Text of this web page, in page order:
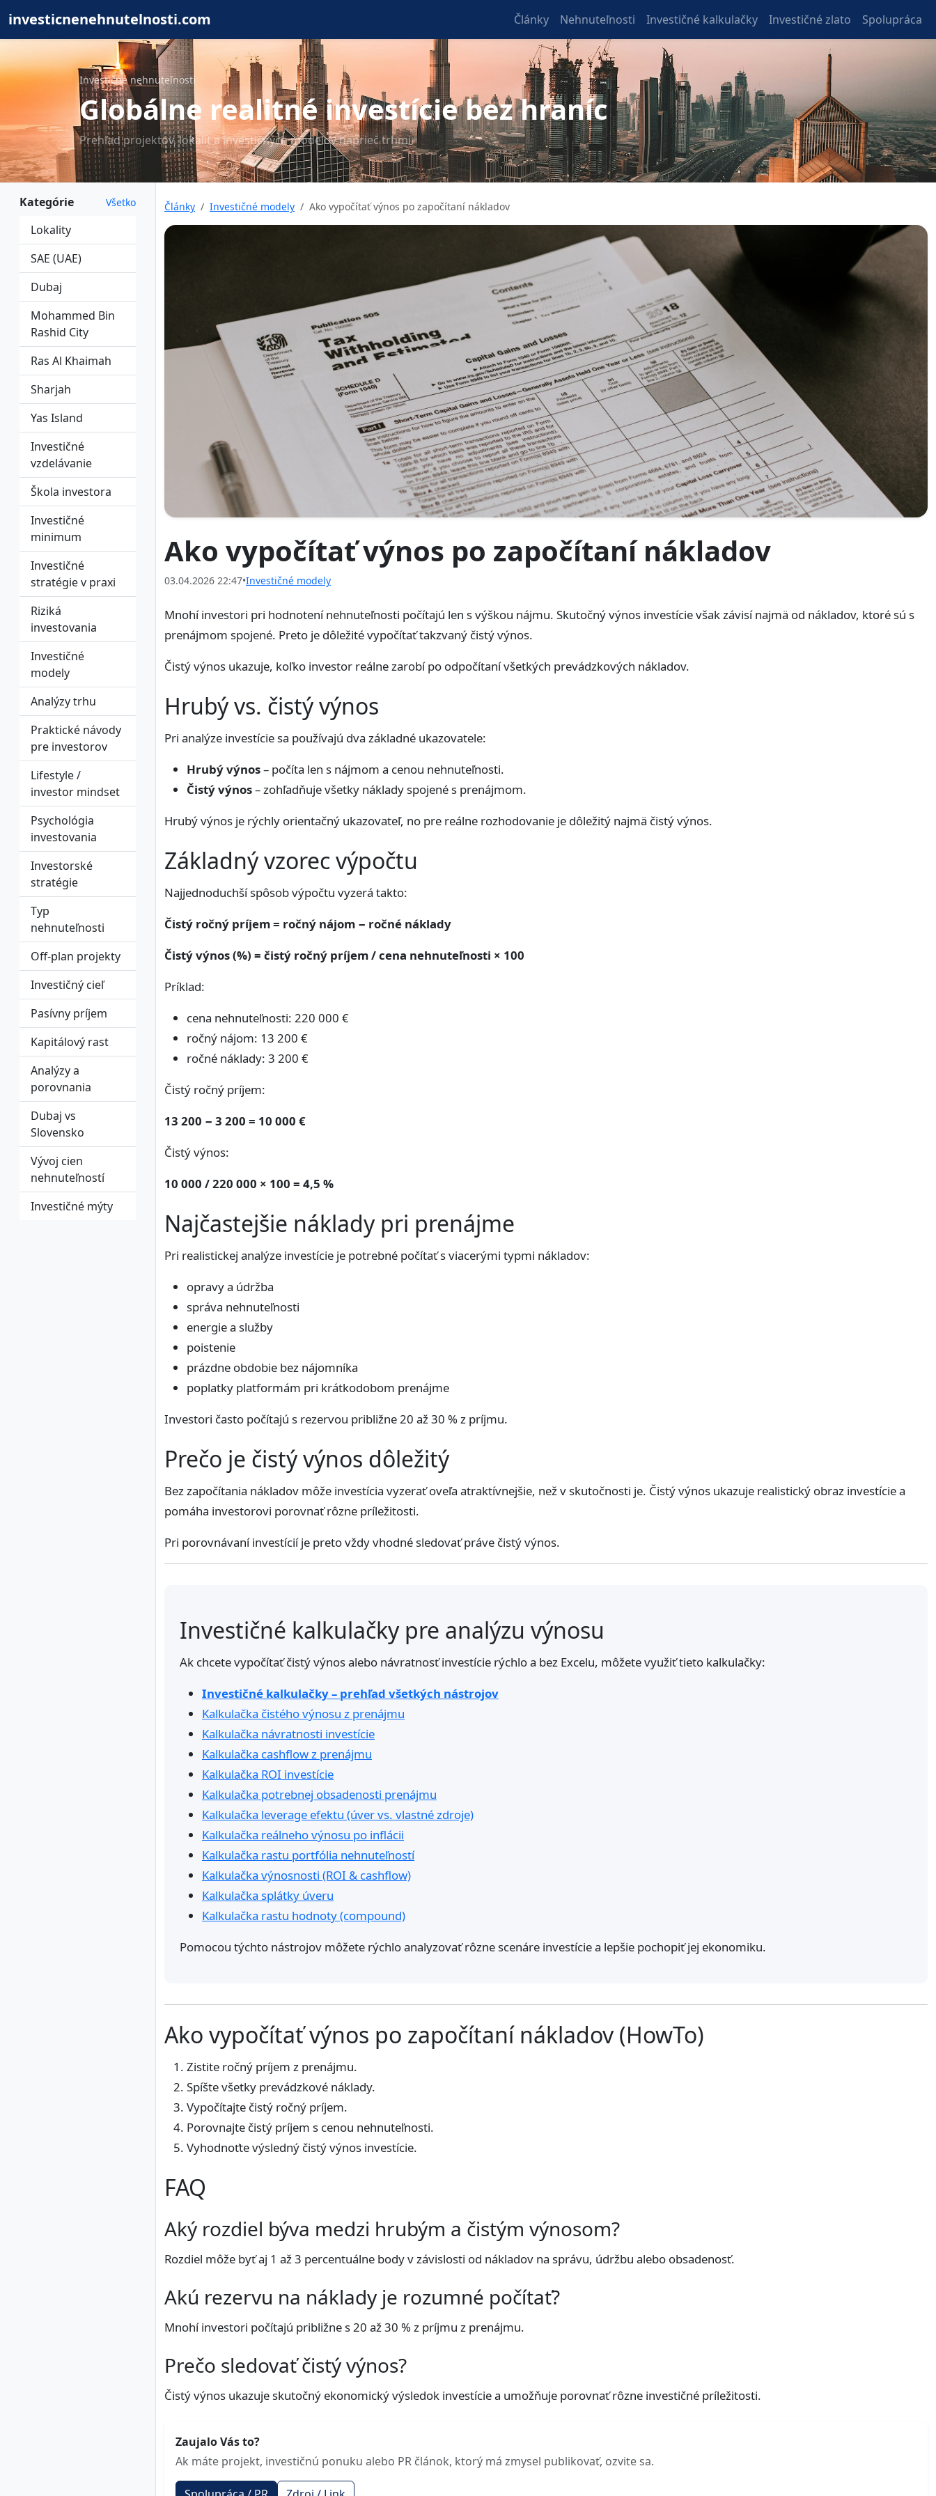
investicnenehnutelnosti.com Články Nehnuteľnosti Investičné kalkulačky Investičné zlato Spolupráca
Investičné nehnuteľnosti
Globálne realitné investície bez hraníc
Prehľad projektov, lokalít a investičných modelov naprieč trhmi.
Kategórie Všetko
Lokality
SAE (UAE)
Dubaj
Mohammed Bin
Rashid City
Ras Al Khaimah
Sharjah
Yas Island
Investičné
vzdelávanie
Škola investora
Investičné
minimum
Investičné
stratégie v praxi
Riziká
investovania
Investičné
modely
Analýzy trhu
Praktické návody
pre investorov
Lifestyle /
investor mindset
Psychológia
investovania
Investorské
stratégie
Typ
nehnuteľnosti
Off-plan projekty
Investičný cieľ
Pasívny príjem
Kapitálový rast
Analýzy a
porovnania
Dubaj vs
Slovensko
Vývoj cien
nehnuteľností
Investičné mýty
Články Investičné modely Ako vypočítať výnos po započítaní nákladov
Ako vypočítať výnos po započítaní nákladov
03.04.2026 22:47•Investičné modely
Mnohí investori pri hodnotení nehnuteľnosti počítajú len s výškou nájmu. Skutočný výnos investície však závisí najmä od nákladov, ktoré sú s
prenájmom spojené. Preto je dôležité vypočítať takzvaný čistý výnos.
Čistý výnos ukazuje, koľko investor reálne zarobí po odpočítaní všetkých prevádzkových nákladov.
Hrubý vs. čistý výnos
Pri analýze investície sa používajú dva základné ukazovatele:
Hrubý výnos– počíta len s nájmom a cenou nehnuteľnosti.
Čistý výnos– zohľadňuje všetky náklady spojené s prenájmom.
Hrubý výnos je rýchly orientačný ukazovateľ, no pre reálne rozhodovanie je dôležitý najmä čistý výnos.
Základný vzorec výpočtu
Najjednoduchší spôsob výpočtu vyzerá takto:
Čistý ročný príjem = ročný nájom − ročné náklady
Čistý výnos (%) = čistý ročný príjem / cena nehnuteľnosti × 100
Príklad:
cena nehnuteľnosti: 220 000 €
ročný nájom: 13 200 €
ročné náklady: 3 200 €
Čistý ročný príjem:
13 200 − 3 200 = 10 000 €
Čistý výnos:
10 000 / 220 000 × 100 = 4,5 %
Najčastejšie náklady pri prenájme
Pri realistickej analýze investície je potrebné počítať s viacerými typmi nákladov:
opravy a údržba
správa nehnuteľnosti
energie a služby
poistenie
prázdne obdobie bez nájomníka
poplatky platformám pri krátkodobom prenájme
Investori často počítajú s rezervou približne 20 až 30 % z príjmu.
Prečo je čistý výnos dôležitý
Bez započítania nákladov môže investícia vyzerať oveľa atraktívnejšie, než v skutočnosti je. Čistý výnos ukazuje realistický obraz investície a
pomáha investorovi porovnať rôzne príležitosti.
Pri porovnávaní investícií je preto vždy vhodné sledovať práve čistý výnos.
Investičné kalkulačky pre analýzu výnosu
Ak chcete vypočítať čistý výnos alebo návratnosť investície rýchlo a bez Excelu, môžete využiť tieto kalkulačky:
Investičné kalkulačky – prehľad všetkých nástrojov
Kalkulačka čistého výnosu z prenájmu
Kalkulačka návratnosti investície
Kalkulačka cashflow z prenájmu
Kalkulačka ROI investície
Kalkulačka potrebnej obsadenosti prenájmu
Kalkulačka leverage efektu (úver vs. vlastné zdroje)
Kalkulačka reálneho výnosu po inflácii
Kalkulačka rastu portfólia nehnuteľností
Kalkulačka výnosnosti (ROI & cashflow)
Kalkulačka splátky úveru
Kalkulačka rastu hodnoty (compound)
Pomocou týchto nástrojov môžete rýchlo analyzovať rôzne scenáre investície a lepšie pochopiť jej ekonomiku.
Ako vypočítať výnos po započítaní nákladov (HowTo)
Zistite ročný príjem z prenájmu.
Spíšte všetky prevádzkové náklady.
Vypočítajte čistý ročný príjem.
Porovnajte čistý príjem s cenou nehnuteľnosti.
Vyhodnoťte výsledný čistý výnos investície.
FAQ
Aký rozdiel býva medzi hrubým a čistým výnosom?
Rozdiel môže byť aj 1 až 3 percentuálne body v závislosti od nákladov na správu, údržbu alebo obsadenosť.
Akú rezervu na náklady je rozumné počítať?
Mnohí investori počítajú približne s 20 až 30 % z príjmu z prenájmu.
Prečo sledovať čistý výnos?
Čistý výnos ukazuje skutočný ekonomický výsledok investície a umožňuje porovnať rôzne investičné príležitosti.
Zaujalo Vás to?
Ak máte projekt, investičnú ponuku alebo PR článok, ktorý má zmysel publikovať, ozvite sa.